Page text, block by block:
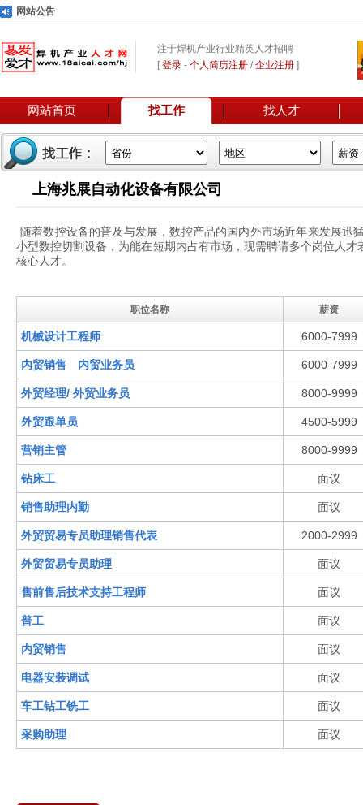
网站公告
注于焊机产业行业精英人才招聘
[登录 - 个人简历注册 /企业注册 ]
网站首页 找工作 找人才
上海兆展自动化设备有限公司
随着数控设备的普及与发展，数控产品的国内外市场近年来发展
小型数控切割设备，为能在短期内占有市场，现需聘请多个岗位人
核心人才。
职位名称 薪资
机械设计工程师 6000-7999
内贸销售 内贸业务员 6000-7999
外贸经理/ 外贸业务员 8000-9999
外贸跟单员 4500-5999
营销主管 8000-9999
钻床工 面议
销售助理内勤 面议
外贸贸易专员助理销售代表 2000-2999
外贸贸易专员助理 面议
售前售后技术支持工程师 面议
普工 面议
内贸销售 面议
电器安装调试 面议
车工钻工铣工 面议
采购助理 面议